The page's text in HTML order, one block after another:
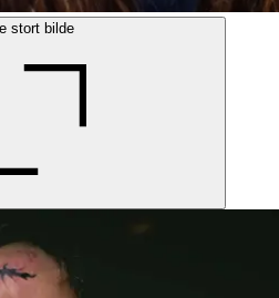
stort bilde